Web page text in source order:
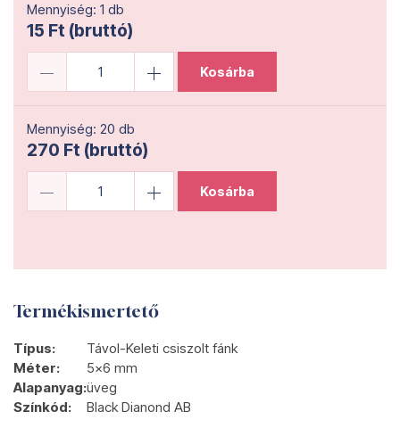
Mennyiség: 1 db
15 Ft (bruttó)
Kosárba
Mennyiség: 20 db
270 Ft (bruttó)
Kosárba
Termékismertető
Típus:
Távol-Keleti csiszolt fánk
Méter:
5x6 mm
Alapanyag:üveg
Színkód:
Black Dianond AB